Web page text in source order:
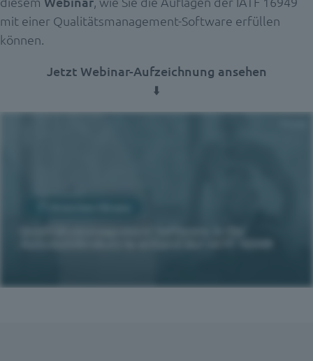
mit einer Qualitätsmanagement-Software erfüllen
können.
Jetzt Webinar-Aufzeichnung ansehen
⬇️